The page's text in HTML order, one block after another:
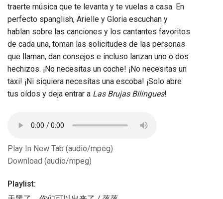
traerte música que te levanta y te vuelas a casa. En
perfecto spanglish, Arielle y Gloria escuchan y
hablan sobre las canciones y los cantantes favoritos
de cada una, toman las solicitudes de las personas
que llaman, dan consejos e incluso lanzan uno o dos
hechizos. ¡No necesitas un coche! ¡No necesitas un
taxi! ¡Ni siquiera necesitas una escoba! ¡Solo abre
tus oídos y deja entrar a Las Brujas Bilingues!
Play In New Tab (audio/mpeg)
Download (audio/mpeg)
Playlist: